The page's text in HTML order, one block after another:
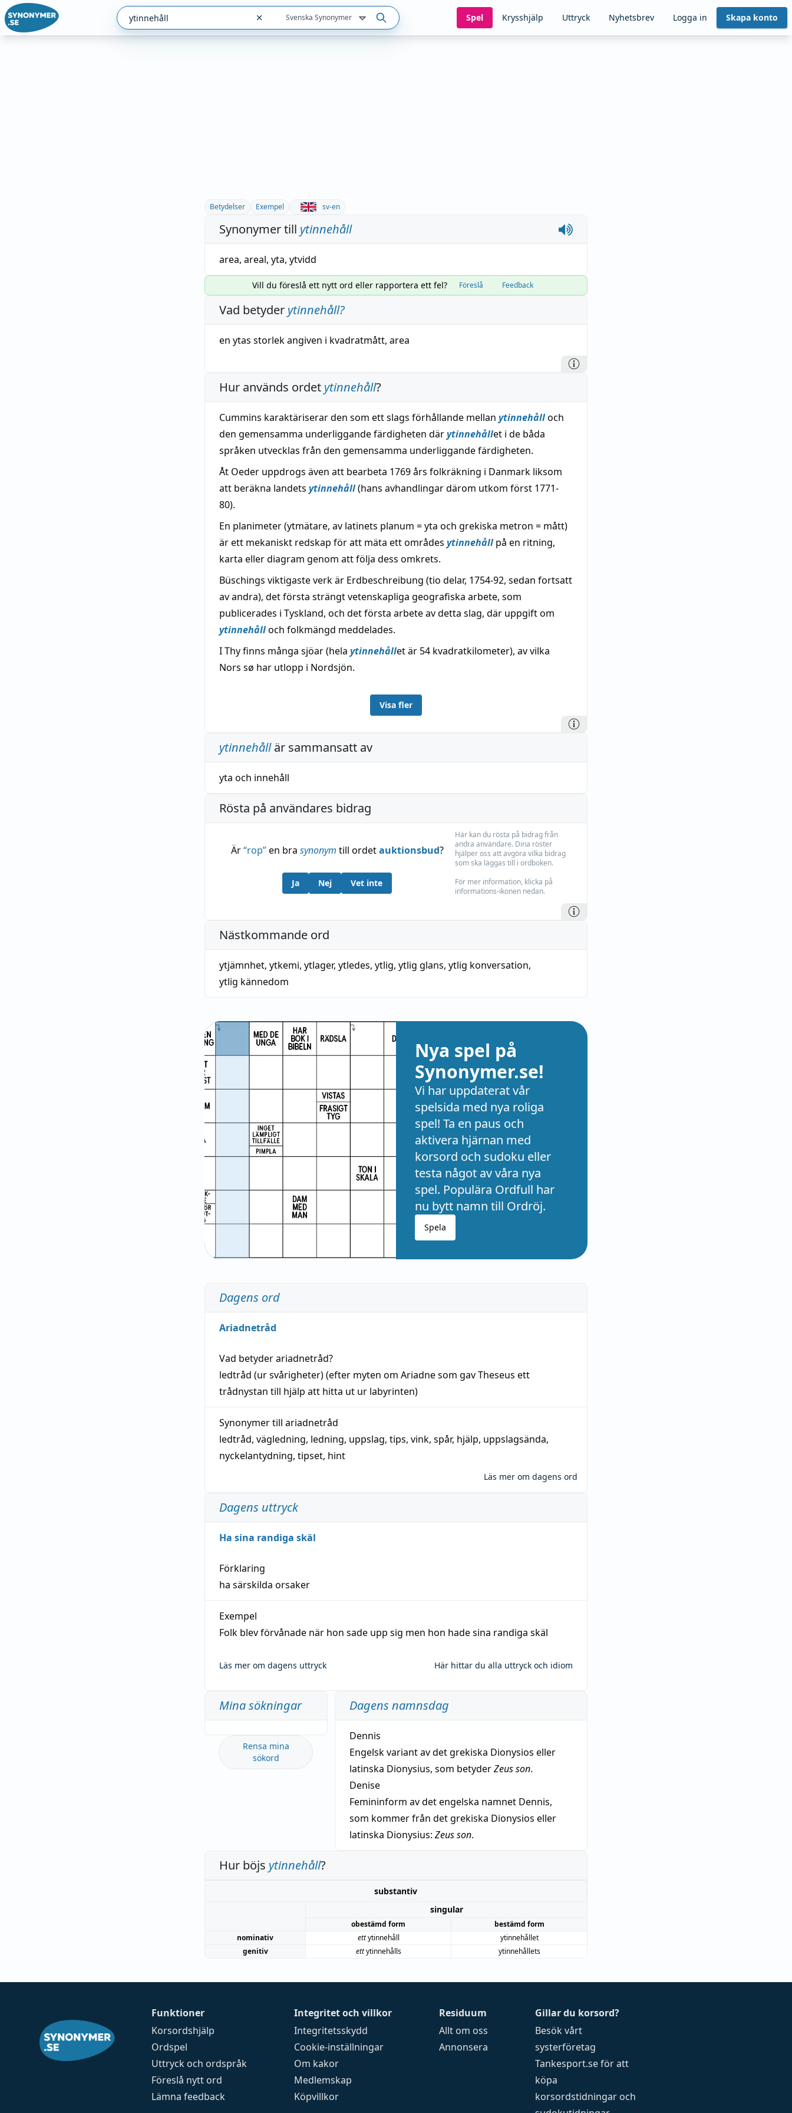
Svenska Synonymer Spel Krysshjälp Uttryck Nyhetsbrev Logga in Skapa konto
Betydelser Exempel sv-en
Synonymer till ytinnehåll
area, areal, yta, ytvidd
Vill du föreslå ett nytt ord eller rapportera ett fel? Föreslå Feedback
Vad betyder ytinnehåll?
en ytas storlekangiven i kvadratmått, area
Hur används ordet ytinnehåll?
Cummins karaktäriserar den som ett slags förhållande mellan ytinnehålloch
den gemensamma underliggande färdigheten därytinnehållet i de båda
språken utvecklas från den gemensamma underliggande färdigheten.
Åt Oeder uppdrogs även att bearbeta 1769 års folkräkning i Danmark liksom
att beräkna landets ytinnehåll(hans avhandlingar därom utkom först 1771-
80).
En planimeter (ytmätare, av latinets planum = yta och grekiska metron = mått)
är ett mekaniskt redskap för att mäta ett områdes ytinnehållpå en ritning,
karta eller diagram genom att följa dess omkrets.
Büschings viktigaste verk är Erdbeschreibung (tio delar, 1754-92, sedan fortsatt
av andra), det första strängt vetenskapliga geografiska arbete, som
publicerades i Tyskland, och det första arbete av detta slag, där uppgift om
ytinnehålloch folkmängd meddelades.
I Thy finns många sjöar (hela ytinnehållet är 54 kvadratkilometer), av vilka
Nors sø har utlopp i Nordsjön.
Visa fler
ytinnehållär sammansatt av
yta och innehåll
Rösta på användares bidrag
Är“rop”en bra synonym till ordetauktionsbud?
Ja Nej Vet inte
Här kan du rösta på bidrag från
andra användare. Dina röster
hjälper oss att avgöra vilka bidrag
som ska läggas till i ordboken.
För mer information, klicka på
informations-ikonen nedan.
Nästkommande ord
ytjämnhet, ytkemi, ytlager, ytledes, ytlig, ytlig glans, ytlig konversation,
ytlig kännedom
Nya spel på
Synonymer.se!
Vi har uppdaterat vår
spelsida med nya roliga
spel! Ta en paus och
aktivera hjärnan med
korsord och sudoku eller
testa något av våra nya
spel. Populära Ordfull har
nu bytt namn till Ordröj.
Spela
Dagens ord
Ariadnetråd
Vad betyderariadnetråd?
ledtråd (ur svårigheter) (efter myten om Ariadne som gav Theseus ett
trådnystan till hjälp att hitta ut ur labyrinten)
Synonymer till ariadnetråd
ledtråd, vägledning, ledning, uppslag, tips, vink, spår, hjälp, uppslagsända,
nyckelantydning, tipset, hint
Läs mer om dagens ord
Dagens uttryck
Ha sina randiga skäl
Förklaring
ha särskilda orsaker
Exempel
Folk blev förvånade när hon sade upp sig men hon hade sina randiga skäl
Läs mer om dagens uttryck Här hittar du alla uttryck och idiom
Mina sökningar
Rensa mina
sökord
Dagens namnsdag
Dennis
Engelsk variant av det grekiska Dionysios eller
latinska Dionysius, som betyderZeus son.
Denise
Femininform av det engelska namnet Dennis,
som kommer från det grekiska Dionysios eller
latinska Dionysius: Zeus son.
Hur böjs ytinnehåll?
substantiv
singular
obestämd form
bestämd form
nominativ
ettytinnehåll
ytinnehållet
genitiv
ettytinnehålls ytinnehållets
Funktioner
Korsordshjälp
Ordspel
Uttryck och ordspråk
Föreslå nytt ord
Lämna feedback
Integritet och villkor
Integritetsskydd
Cookie-inställningar
Om kakor
Medlemskap
Köpvillkor
Residuum
Allt om oss
Annonsera
Gillar du korsord?
Besök vårt
systerföretag
Tankesport.seför att
köpa
korsordstidningar och